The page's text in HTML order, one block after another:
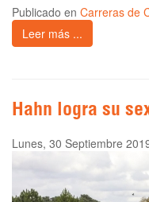
Publicado en Carreras de
Leer más ...
Hahn logra su
Lunes, 30 Septiembre